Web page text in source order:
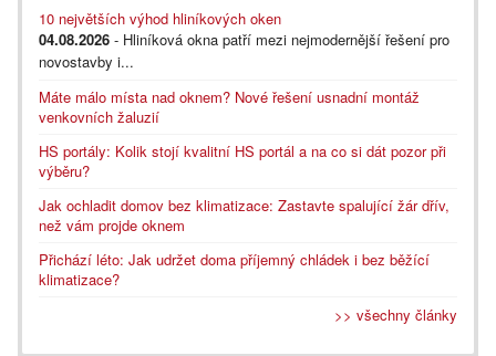
10 největších výhod hliníkových oken
04.08.2026 - Hliníková okna patří mezi nejmodernější řešení pro
novostavby i...
Máte málo místa nad oknem? Nové řešení usnadní montáž
venkovních žaluzií
HS portály: Kolik stojí kvalitní HS portál a na co si dát pozor při
výběru?
Jak ochladit domov bez klimatizace: Zastavte spalující žár dřív,
než vám projde oknem
Přichází léto: Jak udržet doma příjemný chládek i bez běžící
klimatizace?
>> všechny články